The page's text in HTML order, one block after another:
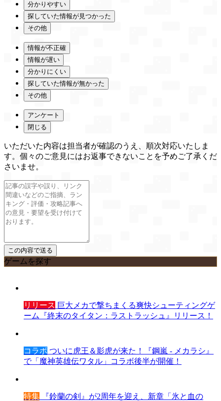
分かりやすい
探していた情報が見つかった
その他
情報が不正確
情報が遅い
分かりにくい
探していた情報が無かった
その他
アンケート
閉じる
いただいた内容は担当者が確認のうえ、順次対応いたしま
す。個々のご意見にはお返事できないことを予めご了承くだ
さいませ。
ゲームを探す
リリース 巨大メカで撃ちまくる爽快シューティングゲ
ーム『終末のタイタン：ラストラッシュ』リリース！
コラボ ついに虎王＆影虎が来た！『鋼嵐 - メカラシ』
で「魔神英雄伝ワタル」コラボ後半が開催！
特集 『鈴蘭の剣』が2周年を迎え、新章「氷と血の